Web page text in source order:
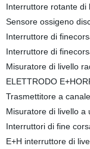
Interruttore rotante di
Sensore ossigeno
Interruttore di
Interruttore di
Misuratore di livello
ELETTRODO
Trasmettitore a
Misuratore di livello a
Interruttori di fine
E+H interruttore di